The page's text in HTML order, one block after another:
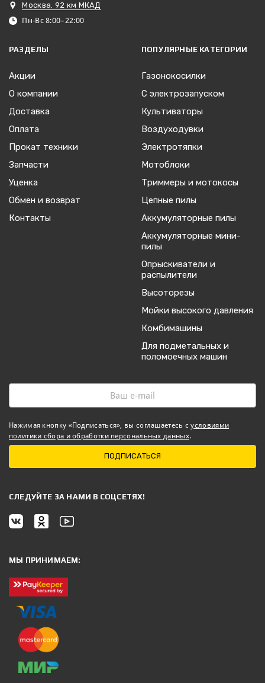
Москва. 92 км МКАД
Пн-Вс 8:00–22:00
РАЗДЕЛЫ
Акции
О компании
Доставка
Оплата
Прокат техники
Запчасти
Уценка
Обмен и возврат
Контакты
ПОПУЛЯРНЫЕ КАТЕГОРИИ
Газонокосилки
С электрозапуском
Культиваторы
Воздуходувки
Электротяпки
Мотоблоки
Триммеры и мотокосы
Цепные пилы
Аккумуляторные пилы
Аккумуляторные мини-
пилы
Опрыскиватели и
распылители
Высоторезы
Мойки высокого давления
Комбимашины
Для подметальных и
поломоечных машин
Нажимая кнопку «Подписаться», вы соглашаетесь сусловиями
политики сбора и обработки персональных данных.
ПОДПИСАТЬСЯ
CЛЕДУЙТЕ ЗА НАМИ В СОЦСЕТЯХ!
МЫ ПРИНИМАЕМ: